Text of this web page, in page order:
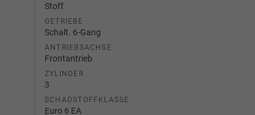
Stoff
GETRIEBE
Schalt. 6-Gang
ANTRIEBSACHSE
Frontantrieb
ZYLINDER
3
SCHADSTOFFKLASSE
Euro 6 EA